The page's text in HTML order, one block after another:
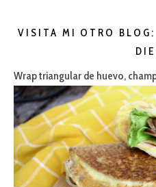
VISITA MI OTRO
Wrap triangular de huevo,